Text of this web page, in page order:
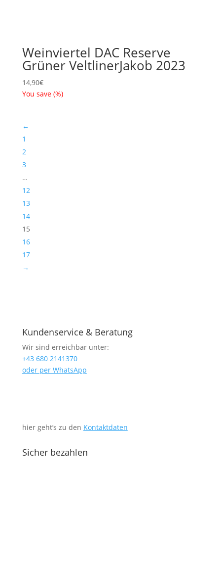
Weinviertel DAC Reserve
Grüner VeltlinerJakob 2023
14,90€
You save (%)
←
1
2
3
…
12
13
14
15
16
17
→
Kundenservice & Beratung
Wir sind erreichbar unter:
+43 680 2141370
oder per WhatsApp
hier geht’s zu den Kontaktdaten
Sicher bezahlen